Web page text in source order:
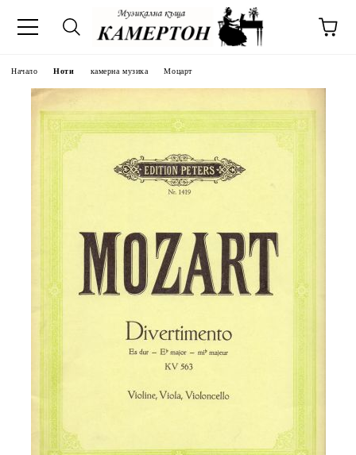
Начало Ноти камерна музика Моцарт